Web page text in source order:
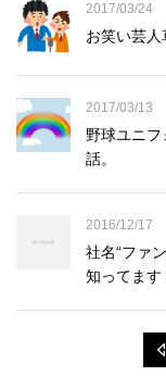
2017/03/24
お笑い芸人
2017/03/13
野球ユニフ
話。
2016/12/17
社名“ファ
知ってます